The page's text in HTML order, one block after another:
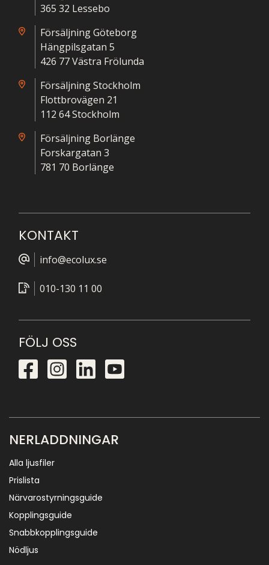
365 32 Lessebo
Försäljning Göteborg
Hängpilsgatan 5
426 77 Västra Frölunda
Försäljning Stockholm
Flottbrovägen 21
112 64 Stockholm
Försäljning Borlänge
Forskargatan 3
781 70 Borlänge
KONTAKT
info@ecolux.se
010-130 11 00
FÖLJ OSS
NERLADDNINGAR
Alla ljusfiler
Prislista
Närvarostyrningsguide
Kopplingsguide
Snabbkopplingsguide
Nödljus